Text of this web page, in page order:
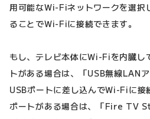
用可能なWi-Fiネットワークを選択
ることでWi-Fiに接続できます。
もし、テレビ本体にWi-Fiを内臓し
トがある場合は、「USB無線LAN
USBポートに差し込んでWi-Fiに接
ポートがある場合は、「Fire TV